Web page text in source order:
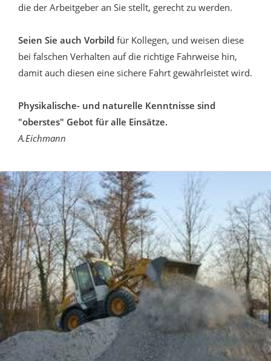
die der Arbeitgeber an Sie stellt, gerecht zu werden.
Seien Sie auch Vorbild für Kollegen, und weisen diese
bei falschen Verhalten auf die richtige Fahrweise hin,
damit auch diesen eine sichere Fahrt gewährleistet wird.
Physikalische- und naturelle Kenntnisse sind
"oberstes" Gebot für alle Einsätze.
A.Eichmann